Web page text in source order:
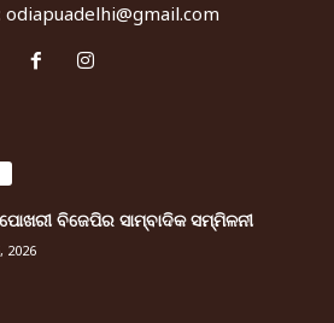
odiapuadelhi@gmail.com
ବିଜେପିର ସାମ୍ବାଦିକ ସମ୍ମିଳନୀ
2026